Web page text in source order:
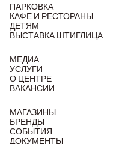
ПАРКОВКА
КАФЕ И РЕСТОРАНЫ
ДЕТЯМ
ВЫСТАВКА ШТИГЛИЦА
МЕДИА
УСЛУГИ
О ЦЕНТРЕ
ВАКАНСИИ
МАГАЗИНЫ
БРЕНДЫ
СОБЫТИЯ
ДОКУМЕНТЫ